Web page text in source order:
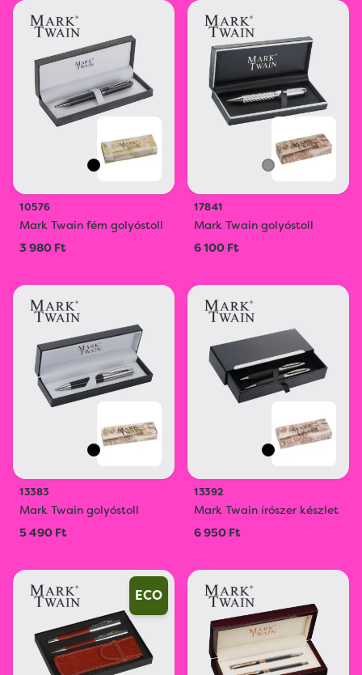
10576
Mark Twain fém golyóstoll
3 980 Ft
17841
Mark Twain golyóstoll
6 100 Ft
13383
Mark Twain golyóstoll
5 490 Ft
13392
Mark Twain írószer készlet
6 950 Ft
ECO